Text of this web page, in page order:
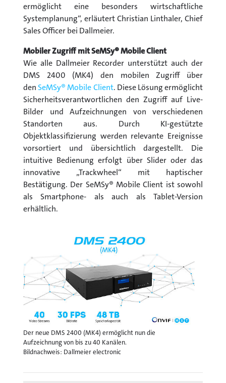
ermöglicht eine besonders wirtschaftliche
Systemplanung“, erläutert Christian Linthaler, Chief
Sales Officer bei Dallmeier.
Mobiler Zugriff mit SeMSy® Mobile Client
Wie alle Dallmeier Recorder unterstützt auch der
DMS 2400 (MK4) den mobilen Zugriff über
den SeMSy® Mobile Client. Diese Lösung ermöglicht
Sicherheitsverantwortlichen den Zugriff auf Live-
Bilder und Aufzeichnungen von verschiedenen
Standorten aus. Durch KI-gestützte
Objektklassifizierung werden relevante Ereignisse
vorsortiert und übersichtlich dargestellt. Die
intuitive Bedienung erfolgt über Slider oder das
innovative „Trackwheel“ mit haptischer
Bestätigung. Der SeMSy® Mobile Client ist sowohl
als Smartphone- als auch als Tablet-Version
erhältlich.
Der neue DMS 2400 (MK4) ermöglicht nun die
Aufzeichnung von bis zu 40 Kanälen.
Bildnachweis: Dallmeier electronic